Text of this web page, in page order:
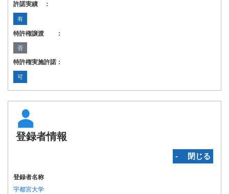
許諾実績 ：
有
特許権譲渡 ：
否
特許権実施許諾：
可
登録者情報
‐ 閉じる
登録者名称
宇都宮大学